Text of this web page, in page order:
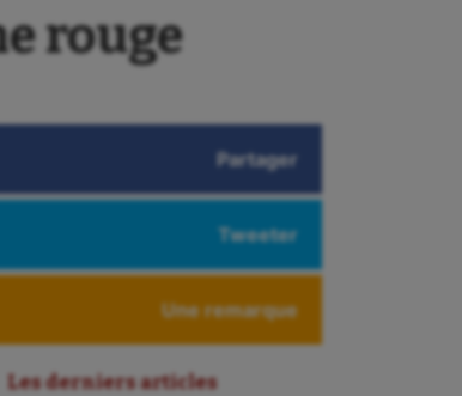
rouge
Partager
Tweeter
Une remarque
Les derniers articles